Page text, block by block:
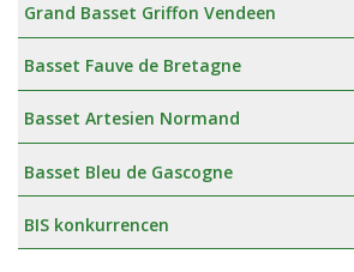
Grand Basset Griffon Vendeen
Basset Fauve de Bretagne
Basset Artesien Normand
Basset Bleu de Gascogne
BIS konkurrencen